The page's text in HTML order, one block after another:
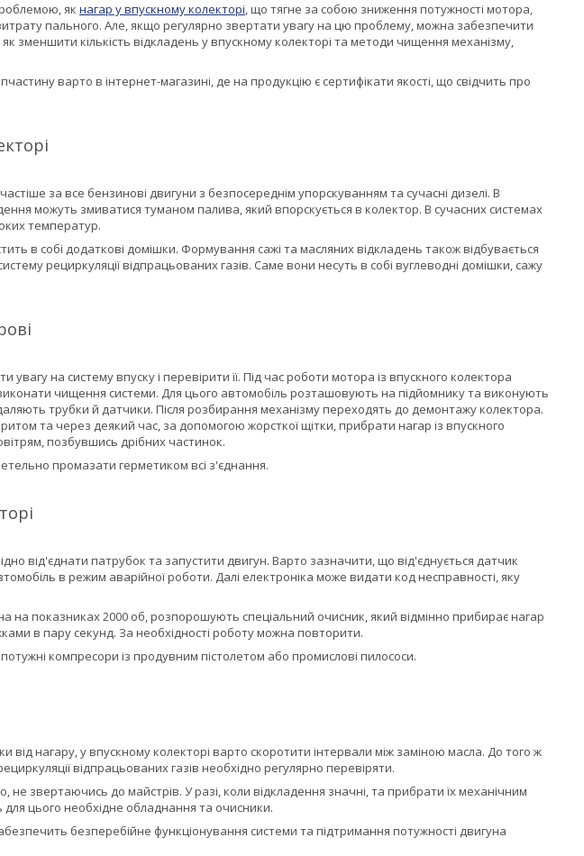
як нагар у впускному колекторі, що тягне за собою зниження потужності мотора,
пального. Але, якщо регулярно звертати увагу на цю проблему, можна забезпечити
зменшити кількість відкладень у впускному колекторі та методи чищення механізму,
варто в інтернет-магазині, де на продукцію є сертифікати якості, що свідчить про
за все бензинові двигуни з безпосереднім упорскуванням та сучасні дизелі. В
можуть змиватися туманом палива, який впорскується в колектор. В сучасних системах
температур.
в собі додаткові домішки. Формування сажі та масляних відкладень також відбувається
рециркуляції відпрацьованих газів. Саме вони несуть в собі вуглеводні домішки, сажу
на систему впуску і перевірити її. Під час роботи мотора із впускного колектора
чищення системи. Для цього автомобіль розташовують на підйомнику та виконують
трубки й датчики. Після розбирання механізму переходять до демонтажу колектора.
та через деякий час, за допомогою жорсткої щітки, прибрати нагар із впускного
позбувшись дрібних частинок.
промазати герметиком всі з'єднання.
від'єднати патрубок та запустити двигун. Варто зазначити, що від'єднується датчик
в режим аварійної роботи. Далі електроніка може видати код несправності, яку
показниках 2000 об, розпорошують спеціальний очисник, який відмінно прибирає нагар
в пару секунд. За необхідності роботу можна повторити.
компресори із продувним пістолетом або промислові пилососи.
від нагару, у впускному колекторі варто скоротити інтервали між заміною масла. До того ж
відпрацьованих газів необхідно регулярно перевіряти.
звертаючись до майстрів. У разі, коли відкладення значні, та прибрати їх механічним
цього необхідне обладнання та очисники.
безперебійне функціонування системи та підтримання потужності двигуна